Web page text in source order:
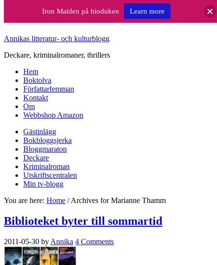
Annikas litteratur- och kulturblogg
Deckare, kriminalromaner, thrillers
Hem
Boktolva
Författarfemman
Kontakt
Om
Webbshop Amazon
Gästinlägg
Bokbloggsjerka
Bloggmaraton
Deckare
Kriminalroman
Utskriftscentralen
Min tv-blogg
You are here: Home /Archives for Marianne Thamm
Biblioteket byter till sommartid
2011-05-30 by Annika 4 Comments
Iron Maiden på bioduken Learn more